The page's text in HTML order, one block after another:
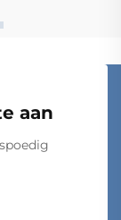
aan